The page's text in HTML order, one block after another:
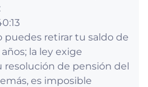
puedes retirar tu saldo de
la ley exige
de pensión del
es imposible